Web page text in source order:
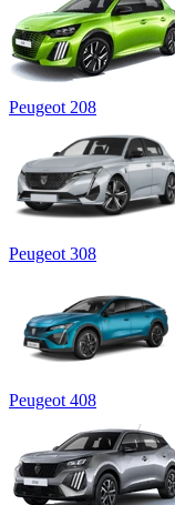
Peugeot 208
Peugeot 308
Peugeot 408